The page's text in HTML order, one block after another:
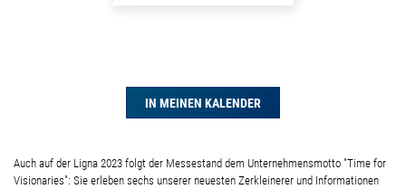
IN MEINEN KALENDER
Auch auf der Ligna 2023 folgt der Messestand dem Unternehmensmotto "Time for
Visionaries": Sie erleben sechs unserer neuesten Zerkleinerer und Informationen